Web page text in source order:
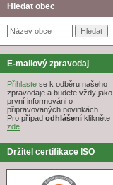
Hledat obec
E-mailový zpravodaj
Přihlaste se k odběru našeho
zpravodaje a budete vždy jako
první informováni o
připravovaných novinkách.
Pro případ odhlášení klikněte
zde.
Držitel certifikace ISO